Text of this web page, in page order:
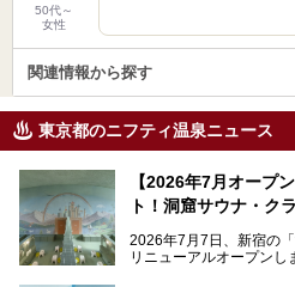
50代～
女性
関連情報から探す
東京都のニフティ温泉ニュース
【2026年7月オープ
ト！洞窟サウナ・ク
2026年7月7日、新宿の
リニューアルオープンし